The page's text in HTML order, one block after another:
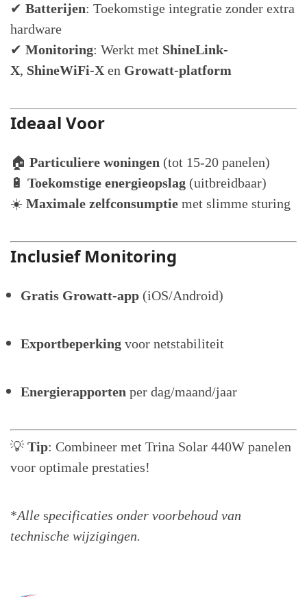
✔ Batterijen: Toekomstige integratie zonder extra
hardware
✔ Monitoring: Werkt met ShineLink-
X, ShineWiFi-X en Growatt-platform
Ideaal Voor
🏠 Particuliere woningen (tot 15-20 panelen)
🔋 Toekomstige energieopslag (uitbreidbaar)
☀️ Maximale zelfconsumptie met slimme sturing
Inclusief Monitoring
Gratis Growatt-app (iOS/Android)
Exportbeperking voor netstabiliteit
Energierapporten per dag/maand/jaar
💡 Tip: Combineer met Trina Solar 440W panelen
voor optimale prestaties!
*Alle specificaties onder voorbehoud van
technische wijzigingen.